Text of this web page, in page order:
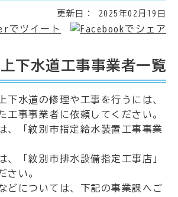
更新日： 2025年02月19日
下水道工事事業者一覧
下水道の修理や工事を行うには、
工事事業者に依頼してください。
、「紋別市指定給水装置工事事業
、「紋別市排水設備指定工事店」
さい。
どについては、下記の事業課へご